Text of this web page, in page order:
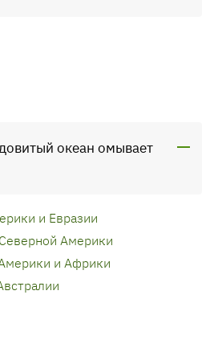
океан омывает
и Евразии
Америки
и Африки